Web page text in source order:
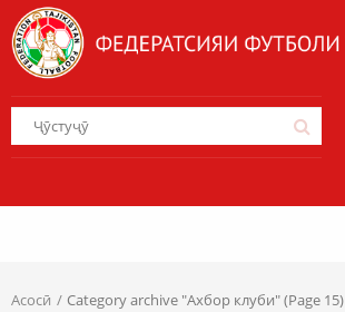
Асосӣ Category archive "Ахбор клуби" (Page 15)